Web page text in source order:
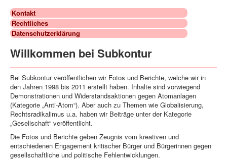
Kontakt
Rechtliches
Datenschutzerklärung
Willkommen bei Subkontur
Bei Subkontur veröffentlichen wir Fotos und Berichte, welche wir in
den Jahren 1998 bis 2011 erstellt haben. Inhalte sind vorwiegend
Demonstrationen und Widerstandsaktionen gegen Atomanlagen
(Kategorie „Anti-Atom“). Aber auch zu Themen wie Globalisierung,
Rechtsradikalimus u.a. haben wir Beiträge unter der Kategorie
„Gesellschaft“ veröffentlicht.
Die Fotos und Berichte geben Zeugnis vom kreativen und
entschiedenen Engagement kritischer Bürger und Bürgerinnen gegen
gesellschaftliche und politische Fehlentwicklungen.